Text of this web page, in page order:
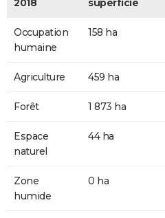
2018
superficie
Occupation
humaine
158 ha
Agriculture 459 ha
Forêt 1 873 ha
Espace
naturel
44 ha
Zone
humide
0 ha